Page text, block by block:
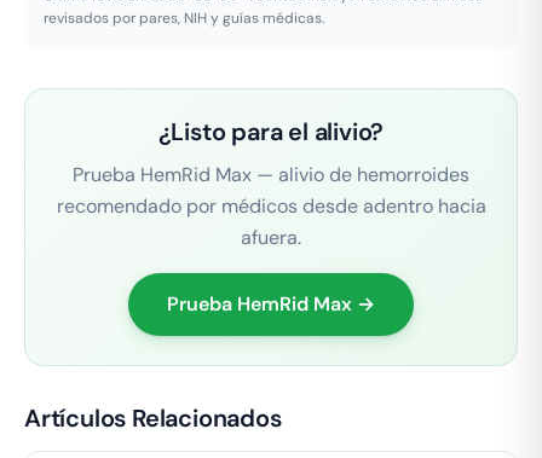
revisados por pares, NIH y guías médicas.
¿Listo para el alivio?
Prueba HemRid Max — alivio de hemorroides
recomendado por médicos desde adentro hacia
afuera.
Prueba HemRid Max →
Artículos Relacionados